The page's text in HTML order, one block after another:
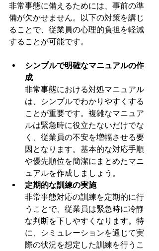
非常事態に備えるためには、事前の準
備が欠かせません。以下の対策を講じ
ることで、従業員の心理的負担を軽減
することが可能です。
シンプルで明確なマニュアルの作
成
非常事態における対処マニュアル
は、シンプルでわかりやすくする
ことが重要です。複雑なマニュア
ルは緊急時に役立たないだけでな
く、従業員の不安を増幅させる要
因となります。基本的な対応手順
や優先順位を簡潔にまとめたマニ
ュアルを作成しましょう。
定期的な訓練の実施
非常事態対応の訓練を定期的に行
うことで、従業員は緊急時に冷静
な判断を下しやすくなります。特
に、シミュレーションを通じて実
際の状況を想定した訓練を行うこ